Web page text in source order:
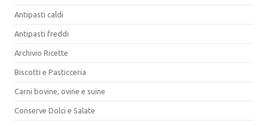
Antipasti caldi
Antipasti freddi
Archivio Ricette
Biscotti e Pasticceria
Carni bovine, ovine e suine
Conserve Dolci e Salate